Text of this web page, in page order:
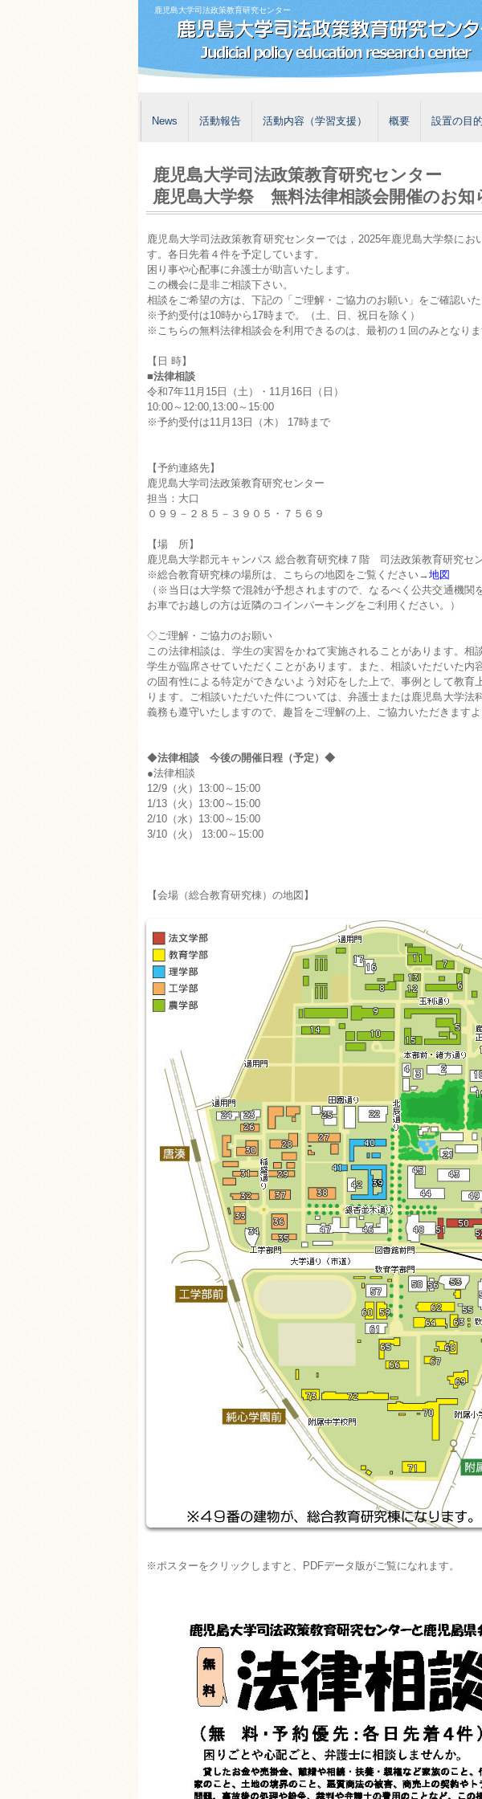
鹿児島大学司法政策教育研究センター
News 活動報告 活動内容（学習支援） 概要 設置の目的
鹿児島大学司法政策教育研究センター
鹿児島大学祭 無料法律相談会開催のお知
鹿児島大学司法政策教育研究センターでは，2025年鹿児島大学祭にお
す。各日先着４件を予定しています。
困り事や心配事に弁護士が助言いたします。
この機会に是非ご相談下さい。
相談をご希望の方は、下記の「ご理解・ご協力のお願い」をご確認い
※予約受付は10時から17時まで。（土、日、祝日を除く）
※こちらの無料法律相談会を利用できるのは、最初の１回のみとなりま
【日 時】
■法律相談
令和7年11月15日（土）・11月16日（日）
10:00～12:00,13:00～15:00
※予約受付は11月13日（木） 17時まで
【予約連絡先】
鹿児島大学司法政策教育研究センター
担当：大口
０９９－２８５－３９０５・７５６９
【場 所】
鹿児島大学郡元キャンパス 総合教育研究棟７階 司法政策教育研究セ
※総合教育研究棟の場所は、こちらの地図をご覧ください→地図
（※当日は大学祭で混雑が予想されますので、なるべく公共交通機関
お車でお越しの方は近隣のコインパーキングをご利用ください。）
◇ご理解・ご協力のお願い
この法律相談は、学生の実習をかねて実施されることがあります。相
学生が臨席させていただくことがあります。また、相談いただいた内
の固有性による特定ができないよう対応をした上で、事例として教育
ります。ご相談いただいた件については、弁護士または鹿児島大学法
義務も遵守いたしますので、趣旨をご理解の上、ご協力いただきます
◆法律相談 今後の開催日程（予定）◆
●法律相談
12/9（火）13:00～15:00
1/13（火）13:00～15:00
2/10（水）13:00～15:00
3/10（火） 13:00～15:00
【会場（総合教育研究棟）の地図】
※ポスターをクリックしますと、PDFデータ版がご覧になれます。